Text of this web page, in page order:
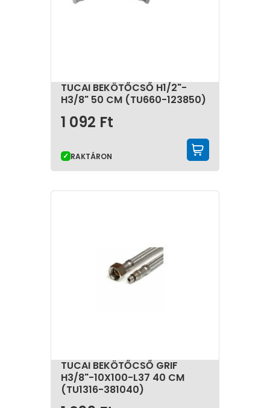
TUCAI BEKÖTŐCSŐ H1/2"-
H3/8" 50 CM (TU660-123850)
1 092 Ft
RAKTÁRON
TUCAI BEKÖTŐCSŐ GRIF
H3/8"-10X100-L37 40 CM
(TU1316-381040)